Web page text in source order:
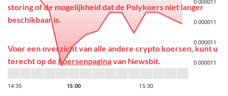
storing of de mogelijkheid dat de Polykoers niet langer
beschikbaar is.
Voor een overzicht van alle andere crypto koersen, kunt u
terecht op de koersenpaginavan Newsbit.